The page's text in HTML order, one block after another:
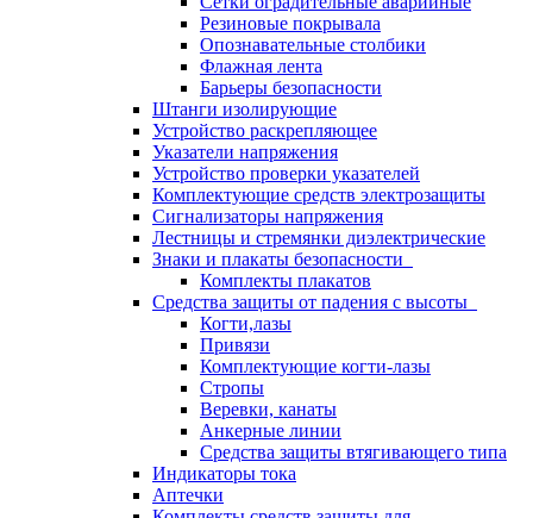
Резиновые покрывала
Опознавательные столбики
Флажная лента
Барьеры безопасности
Штанги изолирующие
Устройство раскрепляющее
Указатели напряжения
Устройство проверки указателей
Комплектующие средств электрозащиты
Сигнализаторы напряжения
Лестницы и стремянки диэлектрические
Знаки и плакаты безопасности
Комплекты плакатов
Средства защиты от падения с высоты
Когти,лазы
Привязи
Комплектующие когти-лазы
Стропы
Веревки, канаты
Анкерные линии
Средства защиты втягивающего типа
Индикаторы тока
Аптечки